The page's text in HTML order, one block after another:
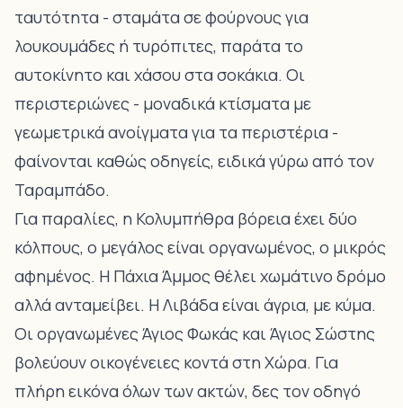
ταυτότητα - σταμάτα σε φούρνους για
λουκουμάδες ή τυρόπιτες, παράτα το
αυτοκίνητο και χάσου στα σοκάκια. Οι
περιστεριώνες - μοναδικά κτίσματα με
γεωμετρικά ανοίγματα για τα περιστέρια -
φαίνονται καθώς οδηγείς, ειδικά γύρω από τον
Ταραμπάδο.
Για παραλίες, η Κολυμπήθρα βόρεια έχει δύο
κόλπους, ο μεγάλος είναι οργανωμένος, ο μικρός
αφημένος. Η Πάχια Άμμος θέλει χωμάτινο δρόμο
αλλά ανταμείβει. Η Λιβάδα είναι άγρια, με κύμα.
Οι οργανωμένεςΆγιος Φωκάς και Άγιος Σώστης
βολεύουν οικογένειες κοντά στη Χώρα. Για
πλήρη εικόνα όλων των ακτών, δες τονοδηγό